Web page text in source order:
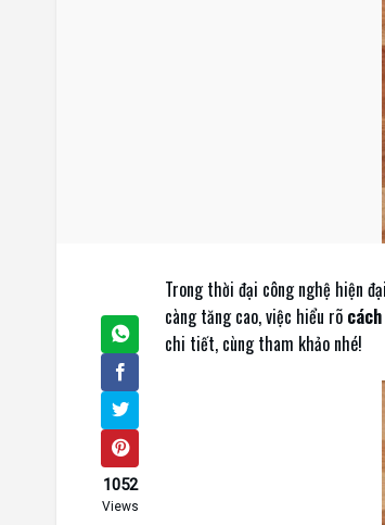
1052
Views
Trong thời đại công nghệ hiện
càng tăng cao, việc hiểu rõ
chi tiết, cùng tham khảo nhé!